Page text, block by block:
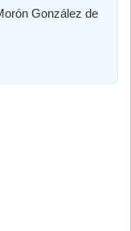
González de